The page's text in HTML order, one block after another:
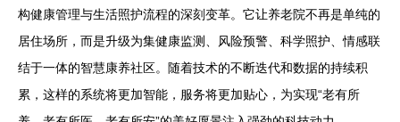
构健康管理与生活照护流程的深刻变革。它让养老院不再是单纯的
居住场所，而是升级为集健康监测、风险预警、科学照护、情感联
结于一体的智慧康养社区。随着技术的不断迭代和数据的持续积
累，这样的系统将更加智能，服务将更加贴心，为实现“老有所